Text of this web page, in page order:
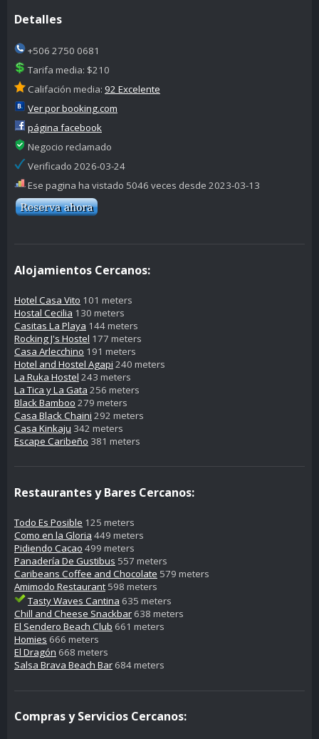
Detalles
+506 2750 0681
Tarifa media: $210
Califación media: 92 Excelente
Ver por booking.com
página facebook
Negocio reclamado
Verificado 2026-03-24
Ese pagina ha vistado 5046 veces desde 2023-03-13
Alojamientos Cercanos:
Hotel Casa Vito 101 meters
Hostal Cecilia 130 meters
Casitas La Playa 144 meters
Rocking J's Hostel 177 meters
Casa Arlecchino 191 meters
Hotel and Hostel Agapi 240 meters
La Ruka Hostel 243 meters
La Tica y La Gata 256 meters
Black Bamboo 279 meters
Casa Black Chaini 292 meters
Casa Kinkaju 342 meters
Escape Caribeño 381 meters
Restaurantes y Bares Cercanos:
Todo Es Posible 125 meters
Como en la Gloria 449 meters
Pidiendo Cacao 499 meters
Panadería De Gustibus 557 meters
Caribeans Coffee and Chocolate 579 meters
Amimodo Restaurant 598 meters
Tasty Waves Cantina 635 meters
Chill and Cheese Snackbar 638 meters
El Sendero Beach Club 661 meters
Homies 666 meters
El Dragón 668 meters
Salsa Brava Beach Bar 684 meters
Compras y Servicios Cercanos: